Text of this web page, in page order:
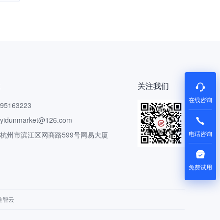
州市滨江区网商路599号网易大厦
关注我们
智云
在线咨询
电话咨询
免费试用